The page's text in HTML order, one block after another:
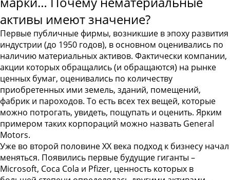
активы имеют значение?
Первые публичные фирмы, возникшие в эпоху развития
индустрии (до 1950 годов), в основном оценивались по
наличию материальных активов. Фактически компании,
акции которых обращались (и обращаются) на рынке
ценных бумаг, оценивались по количеству
приобретенных ими земель, зданий, помещений,
фабрик и пароходов. То есть всех тех вещей, которые
можно потрогать, увидеть, пощупать и оценить. Ярким
примером таких корпораций можно назвать General
Motors.
Уже во второй половине ХХ века подход к бизнесу начал
меняться. Появились первые будущие гиганты –
Microsoft, Coca Cola и Pfizer, ценность которых в